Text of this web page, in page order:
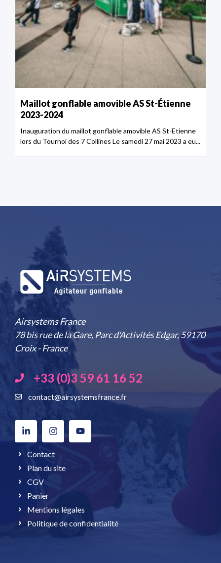
Maillot gonflable amovible AS St-Étienne
2023-2024
Inauguration du maillot gonflable amovible AS St-Etienne
lors du Tournoi des 7 Collines Le samedi 27 mai 2023 a eu...
Airsystems France
78 bis rue de la Gare, Parc d'Activités Edgar, 59170
Croix - France
+33 (0)3 59 61 16 52
contact@airsystemsfrance.fr
Contact
Plan du site
CGV
Panier
Mentions légales
Politique de confidentialité